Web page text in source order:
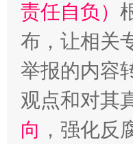
责任自负）
布，让相关
举报的内容
观点和对其
向 ，强化